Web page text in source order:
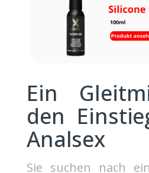
Ein
den
Analsex
Sie suchen nach